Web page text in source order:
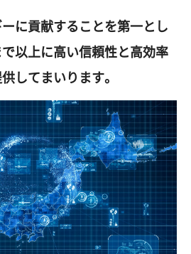
に貢献することを第一とし
以上に高い信頼性と高効率
してまいります。